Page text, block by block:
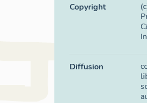
Copyright
Diffusion